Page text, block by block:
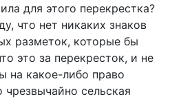
для этого перекрестка?
что нет никаких знаков
разметок, которые бы
это за перекресток, и не
на какое-либо право
чрезвычайно сельская